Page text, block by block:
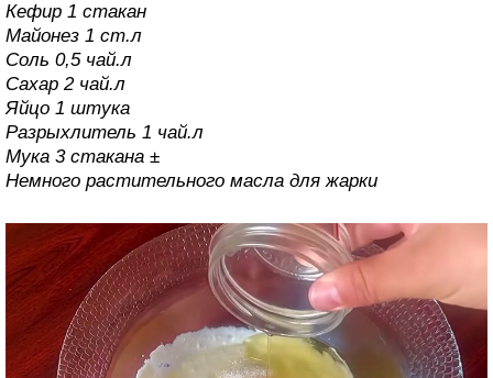
Кефир 1 стакан
Майонез 1 ст.л
Соль 0,5 чай.л
Сахар 2 чай.л
Яйцо 1 штука
Разрыхлитель 1 чай.л
Мука 3 стакана ±
Немного растительного масла для жарки